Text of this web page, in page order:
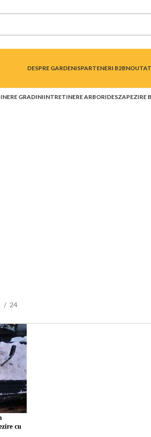
DESPRE GARDENISPARTENERI B2B
GRADINIINTRETINERE ARBORIDESZAPEZIRE
24
cu